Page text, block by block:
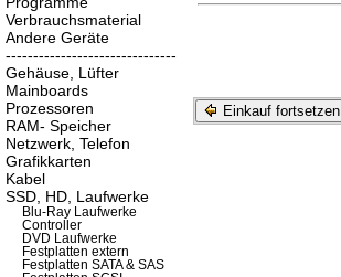
Einkauf fortsetzen
Verbrauchsmaterial
Andere Geräte
-------------------------------
Gehäuse, Lüfter
Mainboards
Prozessoren
RAM- Speicher
Netzwerk, Telefon
Grafikkarten
Kabel
SSD, HD, Laufwerke
Blu-Ray Laufwerke
Controller
DVD Laufwerke
Festplatten extern
Festplatten SATA & SAS